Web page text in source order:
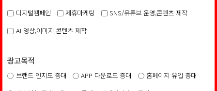
디지털캠페인
제휴마케팅
SNS/유튜브 운영,콘텐츠 제작
AI 영상,이미지 콘텐츠 제작
광고목적
브랜드 인지도 증대 APP 다운로드 증대
홈페이지 유입 증대